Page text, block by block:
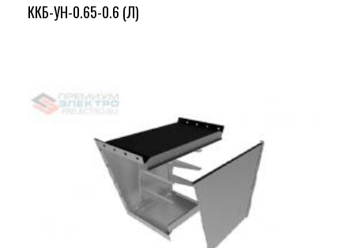
ККБ-УН-0.65-0.6 (Л)